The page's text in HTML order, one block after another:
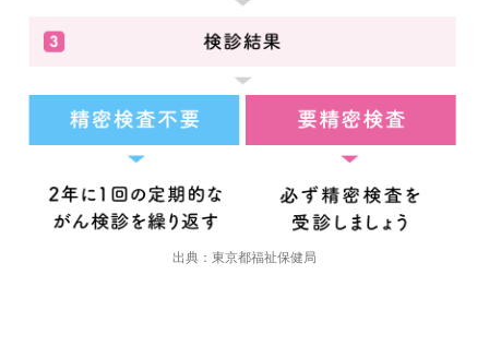
出典：東京都福祉保健局